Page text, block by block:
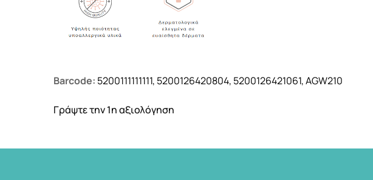
Barcode: 5200111111111, 5200126420804, 5200126421061, AGW210
Γράψτε την 1η αξιολόγηση